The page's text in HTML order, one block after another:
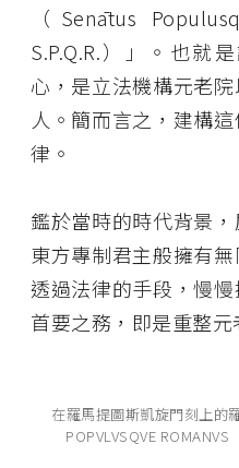
（Senātus
S.P.Q.R.）」。也就
心，是立法機構元老
人。簡而言之，建構
律。
鑑於當時的時代背景
東方專制君主般擁有
透過法律的手段，慢
首要之務，即是重整元
在羅馬提圖斯凱旋門刻上的
POPVLVSQVE ROMANVS